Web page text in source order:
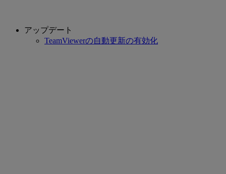
アップデート
TeamViewerの自動更新の有効化